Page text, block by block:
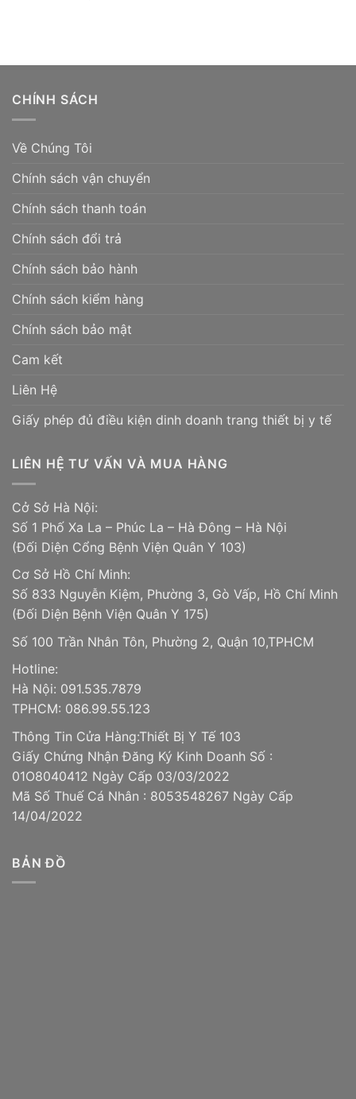
CHÍNH SÁCH
Về Chúng Tôi
Chính sách vận chuyển
Chính sách thanh toán
Chính sách đổi trả
Chính sách bảo hành
Chính sách kiểm hàng
Chính sách bảo mật
Cam kết
Liên Hệ
Giấy phép đủ điều kiện dinh doanh trang thiết bị y tế
LIÊN HỆ TƯ VẤN VÀ MUA HÀNG
Cở Sở Hà Nội:
Số 1 Phố Xa La – Phúc La – Hà Đông – Hà Nội
(Đối Diện Cổng Bệnh Viện Quân Y 103)
Cơ Sở Hồ Chí Minh:
Số 833 Nguyễn Kiệm, Phường 3, Gò Vấp, Hồ Chí Minh
(Đối Diện Bệnh Viện Quân Y 175)
Số 100 Trần Nhân Tôn, Phường 2, Quận 10,TPHCM
Hotline:
Hà Nội: 091.535.7879
TPHCM: 086.99.55.123
Thông Tin Cửa Hàng:Thiết Bị Y Tế 103
Giấy Chứng Nhận Đăng Ký Kinh Doanh Số :
01O8040412 Ngày Cấp 03/03/2022
Mã Số Thuế Cá Nhân : 8053548267 Ngày Cấp
14/04/2022
BẢN ĐỒ